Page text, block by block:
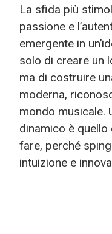
La sfida più
passione e
emergente in
solo di creare un
ma di costruire
moderna,
mondo musicale.
dinamico è
fare, perché
intuizione e